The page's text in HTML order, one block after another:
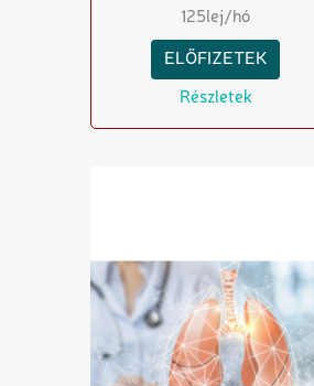
125lej/hó
ELŐFIZETEK
Részletek